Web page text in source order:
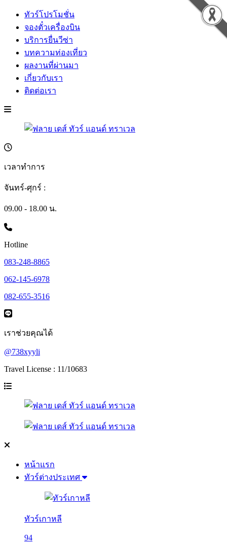
ทัวร์โปรโมชั่น
จองตั๋วเครื่องบิน
บริการยื่นวีซ่า
บทความท่องเที่ยว
ผลงานที่ผ่านมา
เกี่ยวกับเรา
ติดต่อเรา
เวลาทำการ
จันทร์-ศุกร์ :
09.00 - 18.00 น.
Hotline
083-248-8865
062-145-6978
082-655-3516
เราช่วยคุณได้
@738xyyli
Travel License : 11/10683
หน้าแรก
ทัวร์ต่างประเทศ
ทัวร์เกาหลี
94